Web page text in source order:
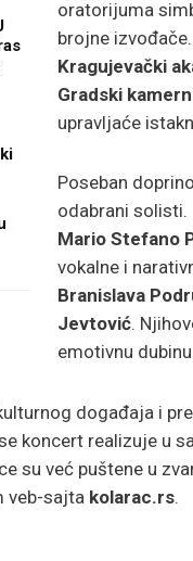
oratorijuma
brojne
Kragujevački
Gradski
upravljaće
Poseban
odabrani
Mario Stefano
vokalne i
Branislava
Jevtović.
emotivnu
događaja i
koncert realizuje u
su već puštene u
veb-sajta kolarac.rs.